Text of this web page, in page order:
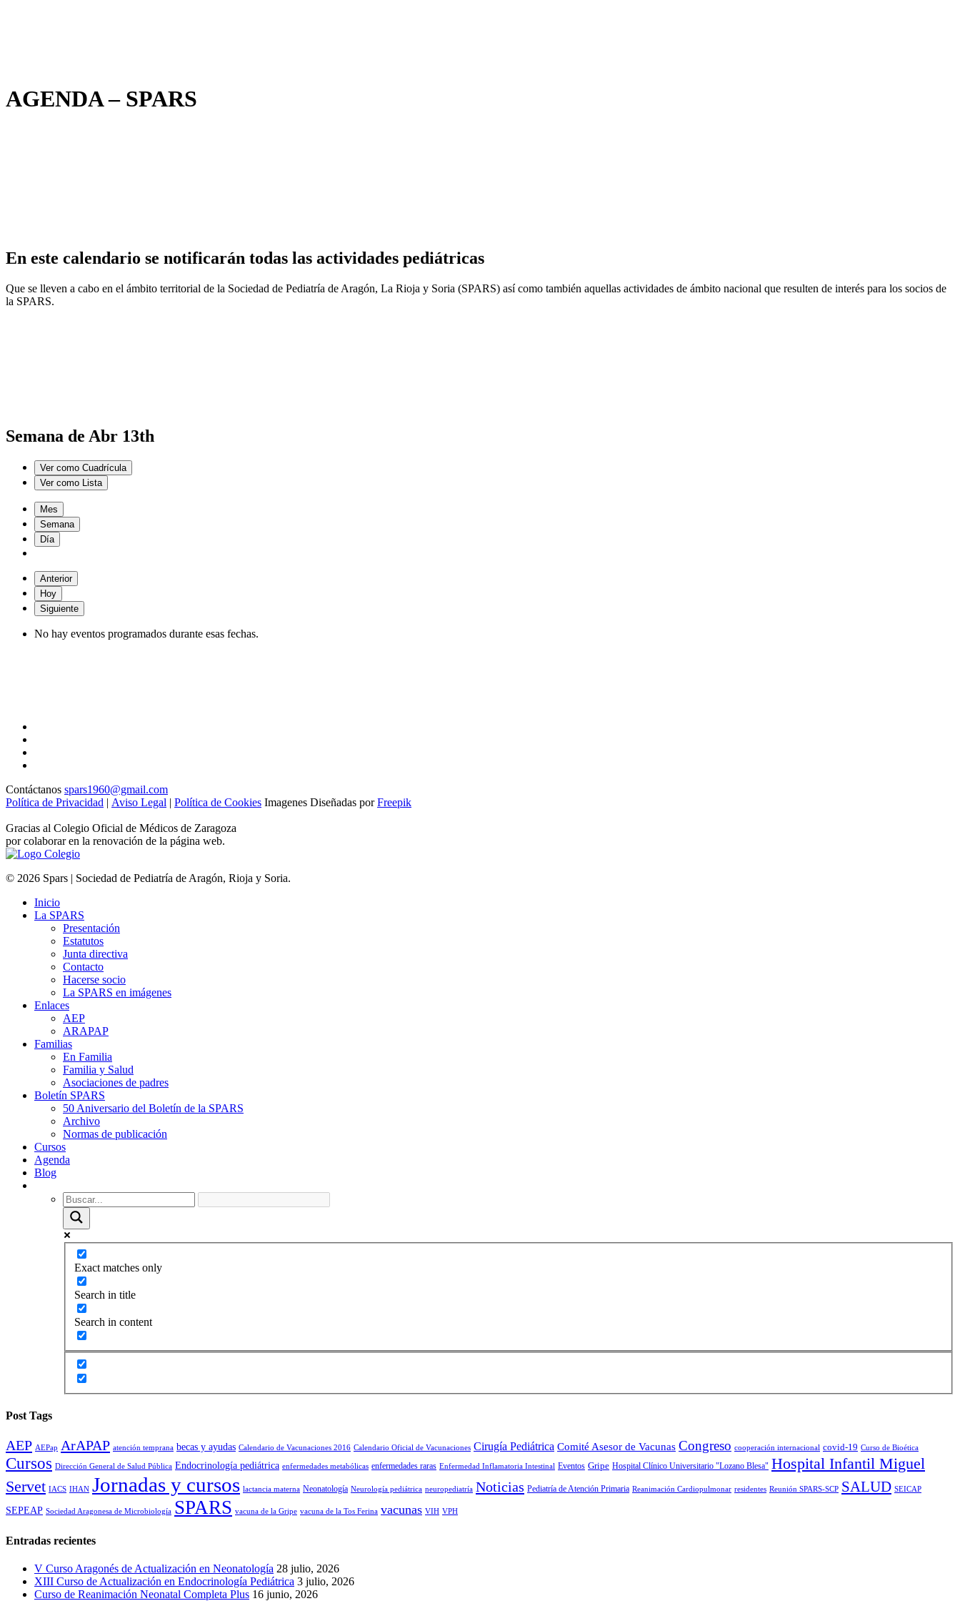
AGENDA – SPARS
En este calendario se notificarán todas las actividades pediátricas
Que se lleven a cabo en el ámbito territorial de la Sociedad de Pediatría de Aragón, La Rioja y Soria (SPARS) así como también aquellas actividades de ámbito nacional que resulten de interés para los socios de
la SPARS.
Semana de Abr 13th
Ver como Cuadrícula
Ver como Lista
Mes
Semana
Día
Anterior
Hoy
Siguiente
No hay eventos programados durante esas fechas.
Contáctanos spars1960@gmail.com
Política de Privacidad | Aviso Legal | Política de Cookies Imagenes Diseñadas porFreepik
Gracias al Colegio Oficial de Médicos de Zaragoza
por colaborar en la renovación de la página web.
© 2026 Spars | Sociedad de Pediatría de Aragón, Rioja y Soria.
Inicio
La SPARS
Presentación
Estatutos
Junta directiva
Contacto
Hacerse socio
La SPARS en imágenes
Enlaces
AEP
ARAPAP
Familias
En Familia
Familia y Salud
Asociaciones de padres
Boletín SPARS
50 Aniversario del Boletín de la SPARS
Archivo
Normas de publicación
Cursos
Agenda
Blog
Exact matches only
Search in title
Search in content
Post Tags
AEP AEPap ArAPAP atención temprana becas y ayudas Calendario de Vacunaciones 2016 Calendario Oficial de Vacunaciones Cirugía Pediátrica Comité Asesor de Vacunas Congreso cooperación internacional covid-19 Curso de Bioética
Cursos Dirección General de Salud Pública Endocrinología pediátrica enfermedades metabólicas enfermedades raras Enfermedad Inflamatoria Intestinal Eventos Gripe Hospital Clínico Universitario "Lozano Blesa" Hospital Infantil Miguel
Servet IACS IHAN Jornadas y cursos lactancia materna Neonatología Neurología pediátrica neuropediatría Noticias Pediatría de Atención Primaria Reanimación Cardiopulmonar residentes Reunión SPARS-SCP SALUD SEICAP
SEPEAP Sociedad Aragonesa de Microbiología SPARS vacuna de la Gripe vacuna de la Tos Ferina vacunas VIH VPH
Entradas recientes
V Curso Aragonés de Actualización en Neonatología 28 julio, 2026
XIII Curso de Actualización en Endocrinología Pediátrica 3 julio, 2026
Curso de Reanimación Neonatal Completa Plus 16 junio, 2026